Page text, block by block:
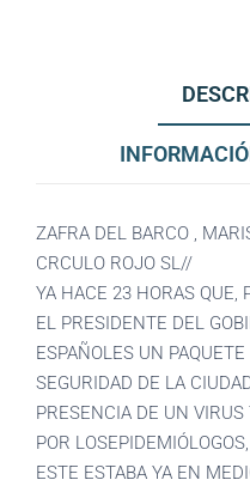
ZAFRA DEL BARCO ,
CRCULO ROJO SL//
YA HACE 23 HORAS QUE,
EL PRESIDENTE DEL
ESPAÑOLES UN
SEGURIDAD DE LA
PRESENCIA DE UN
POR
ESTE ESTABA YA EN